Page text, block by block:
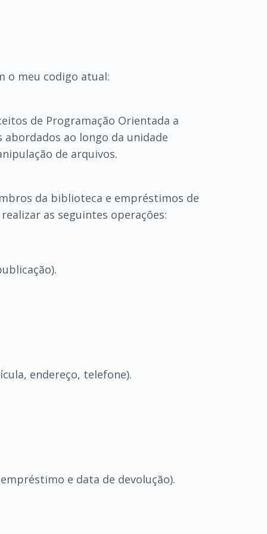
o meu codigo atual:
de Programação Orientada a
ao longo da unidade
de arquivos.
da biblioteca e empréstimos de
as seguintes operações:
endereço, telefone).
e data de devolução).